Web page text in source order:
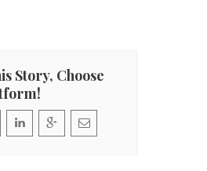
Story, Choose